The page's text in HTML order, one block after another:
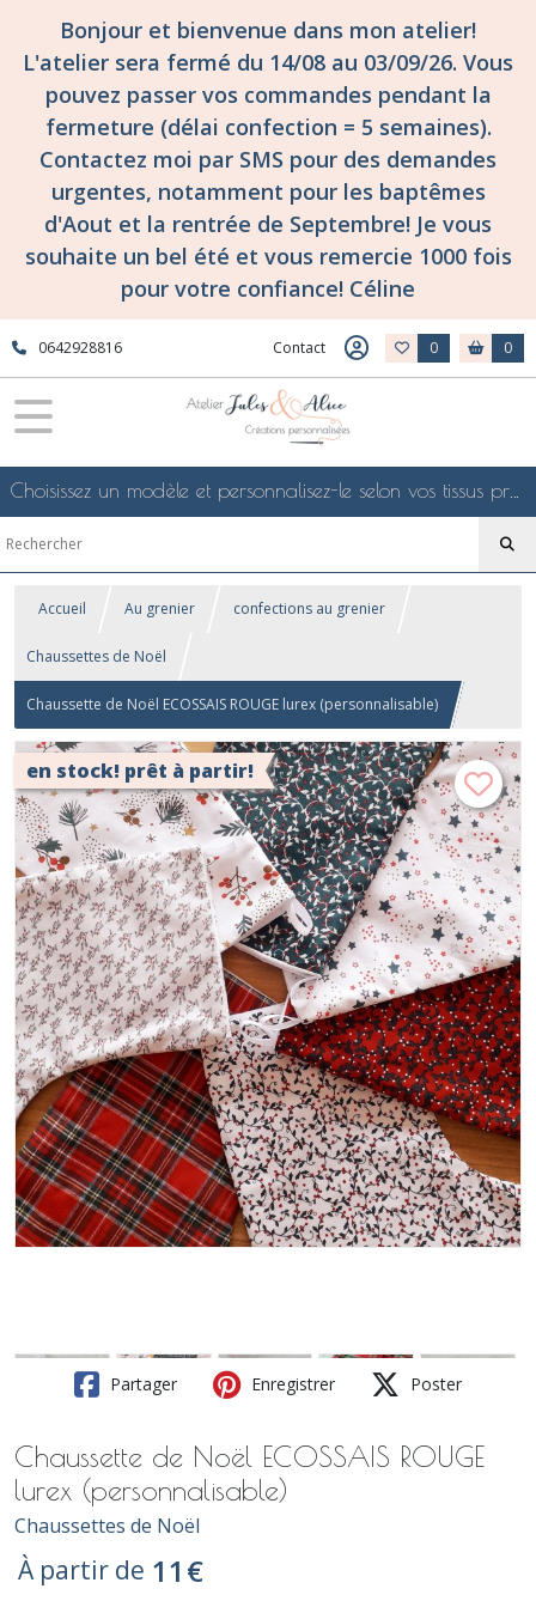
Bonjour et bienvenue dans mon atelier!
L'atelier sera fermé du 14/08 au 03/09/26. Vous
pouvez passer vos commandes pendant la
fermeture (délai confection = 5 semaines).
Contactez moi par SMS pour des demandes
urgentes, notamment pour les baptêmes
d'Aout et la rentrée de Septembre! Je vous
souhaite un bel été et vous remercie 1000 fois
pour votre confiance! Céline
0642928816 Contact 0 0
Choisissez un modèle et personnalisez-le selon vos tissus préférés de mes collections en ligne, je le confectionnerai selon vos souhaits
Accueil Au grenier confections au grenier
Chaussettes de Noël
Chaussette de Noël ECOSSAIS ROUGE lurex (personnalisable)
en stock! prêt à partir!
Partager Enregistrer Poster
Chaussette de Noël ECOSSAIS ROUGE
lurex (personnalisable)
Chaussettes de Noël
À partir de 11 €